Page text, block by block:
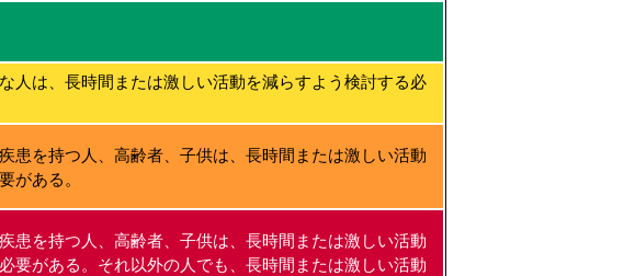
人は、長時間または激しい活動を減らすよう検討する必
患を持つ人、高齢者、子供は、長時間または激しい活動
がある。
患を持つ人、高齢者、子供は、長時間または激しい活動
要がある。それ以外の人でも、長時間または激しい活動